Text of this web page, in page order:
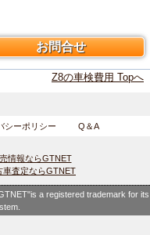
お問合せ
Z8の車検費用 Topへ
シーポリシー Q＆A
情報ならGTNET
車査定ならGTNET
a registered trademark for its